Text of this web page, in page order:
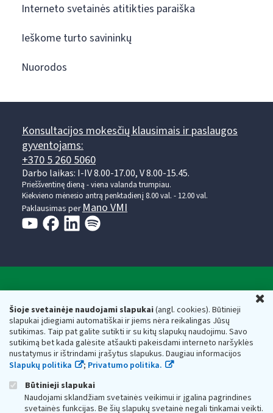
Šioje svetainėje naudojami slapukai(angl. cookies). Būtinieji
slapukai įdiegiami automatiškai ir jiems nėra reikalingas Jūsų
sutikimas. Taip pat galite sutikti ir su kitų slapukų naudojimu. Savo
sutikimą bet kada galėsite atšaukti pakeisdami interneto naršyklės
nustatymus ir ištrindami įrašytus slapukus. Daugiau informacijos
Slapukų politika
; Privatumo politika.
Būtinieji slapukai
Naudojami sklandžiam svetainės veikimui ir įgalina pagrindines
svetainės funkcijas. Be šių slapukų svetainė negali tinkamai veikti.
Interneto svetainės atitikties paraiška
Ieškome turto savininkų
Nuorodos
Konsultacijos mokesčių klausimais ir paslaugos
gyventojams:
+370 5 260 5060
Darbo laikas: I-IV 8.00-17.00, V 8.00-15.45.
Prieššventinę dieną - viena valanda trumpiau.
Kiekvieno mėnesio antrą penktadienį 8.00 val. - 12.00 val.
Paklausimas per Mano VMI
Valstybinė mokesčių inspekcija prie Lietuvos
Respublikos finansų ministerijos
Biudžetinė įstaiga. Juridinio asmens kodas — 188659752,
adresas: Vasario 16-osios g. 14, 01107 Vilnius, Lietuva, el.paštas:
vmi@vmi.lt, E. pristatymo dėžutės adresas 188659752
Duomenys apie Valstybinę mokesčių inspekciją prie Lietuvos
Respublikos finansų ministerijos kaupiami ir saugomi Juridinių